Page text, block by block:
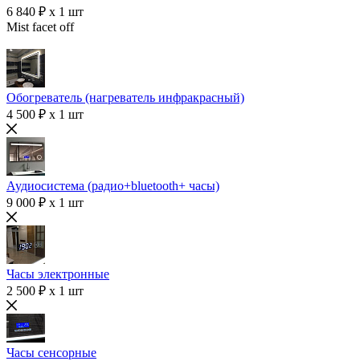
6 840 ₽ x 1 шт
Mist facet off
Обогреватель (нагреватель инфракрасный)
4 500 ₽ x 1 шт
Аудиосистема (радио+bluetooth+ часы)
9 000 ₽ x 1 шт
Часы электронные
2 500 ₽ x 1 шт
Часы сенсорные